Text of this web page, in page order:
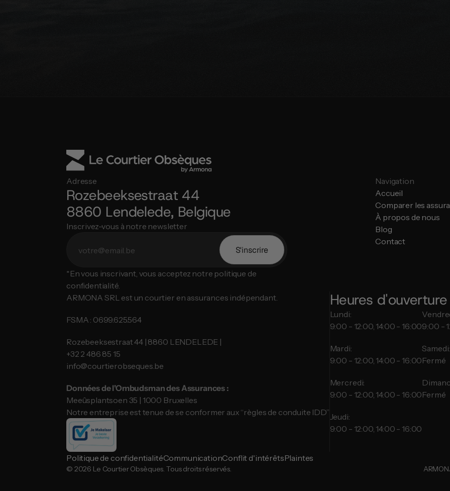
Adresse
Rozebeeksestraat 44
8860 Lendelede, Belgique
Inscrivez-vous à notre newsletter
S'inscrire
*En vous inscrivant, vous acceptez notre politique de
confidentialité.
Navigation
Accueil
Comparer les
À propos de nous
Blog
Contact
ARMONA SRL est un courtier en assurances indépendant.
FSMA : 0699.625.564
Rozebeeksestraat 44 | 8860 LENDELEDE |
​​​​​​​+32 2 486 85 15
info@courtierobseques.be
Données de l'Ombudsman des Assurances :
Meeûsplantsoen 35 | 1000 Bruxelles
Notre entreprise est tenue de se conformer aux “règles de conduite IDD”
Heures d'ouverture
Lundi:
9:00 - 12:00, 14:00 - 16:00
Mardi:
9:00 - 12:00, 14:00 - 16:00
Mercredi:
9:00 - 12:00, 14:00 - 16:00
Jeudi:
9:00 - 12:00, 14:00 - 16:00
9:00 -
Samedi:
Fermé
Fermé
Politique de confidentialitéCommunicationConflit d'intérêtsPlaintes
© 2026 Le Courtier Obsèques. Tous droits réservés.